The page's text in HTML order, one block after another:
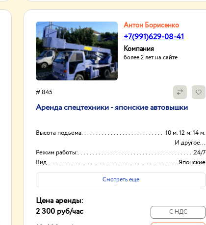
Антон Борисенко
+7(991)629-08-41
Компания
более 2 лет на сайте
# 845
Аренда спецтехники - японские автовышки
Высота подъема
10 м. 12 м. 14 м.
И другое...
Режим работы:
24/7
Вид
Японские
Способ оплаты
Нал/безнал
Смотреть еще
Цена аренды:
2 300 руб/час
С НДС